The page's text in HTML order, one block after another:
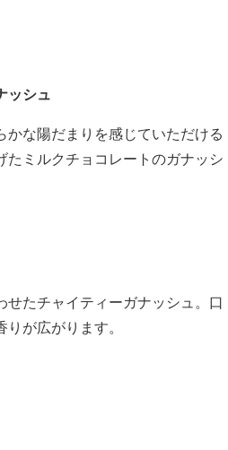
ッシュ
な陽だまりを感じていただける
たミルクチョコレートのガナッシ
せたチャイティーガナッシュ。口
が広がります。